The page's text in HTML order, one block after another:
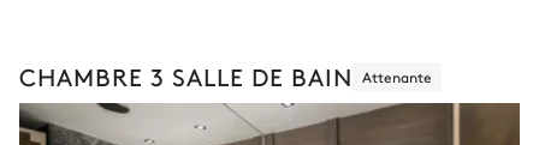
CHAMBRE 3 SALLE DE BAIN Attenante